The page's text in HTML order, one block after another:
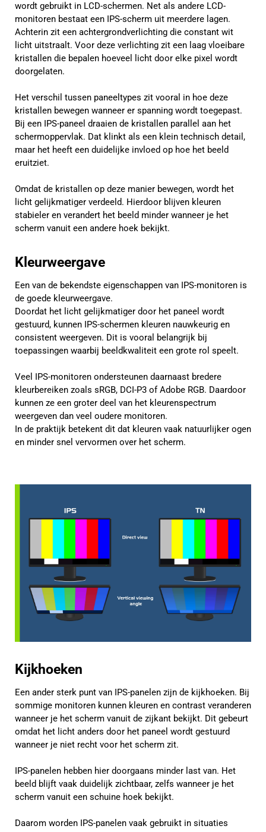
wordt gebruikt in LCD-schermen. Net als andere LCD-
monitoren bestaat een IPS-scherm uit meerdere lagen.
Achterin zit een achtergrondverlichting die constant wit
licht uitstraalt. Voor deze verlichting zit een laag vloeibare
kristallen die bepalen hoeveel licht door elke pixel wordt
doorgelaten.
Het verschil tussen paneeltypes zit vooral in hoe deze
kristallen bewegen wanneer er spanning wordt toegepast.
Bij een IPS-paneel draaien de kristallen parallel aan het
schermoppervlak. Dat klinkt als een klein technisch detail,
maar het heeft een duidelijke invloed op hoe het beeld
eruitziet.
Omdat de kristallen op deze manier bewegen, wordt het
licht gelijkmatiger verdeeld. Hierdoor blijven kleuren
stabieler en verandert het beeld minder wanneer je het
scherm vanuit een andere hoek bekijkt.
Kleurweergave
Een van de bekendste eigenschappen van IPS-monitoren is
de goede kleurweergave.
Doordat het licht gelijkmatiger door het paneel wordt
gestuurd, kunnen IPS-schermen kleuren nauwkeurig en
consistent weergeven. Dit is vooral belangrijk bij
toepassingen waarbij beeldkwaliteit een grote rol speelt.
Veel IPS-monitoren ondersteunen daarnaast bredere
kleurbereiken zoals sRGB, DCI-P3 of Adobe RGB. Daardoor
kunnen ze een groter deel van het kleurenspectrum
weergeven dan veel oudere monitoren.
In de praktijk betekent dit dat kleuren vaak natuurlijker ogen
en minder snel vervormen over het scherm.
Kijkhoeken
Een ander sterk punt van IPS-panelen zijn de kijkhoeken. Bij
sommige monitoren kunnen kleuren en contrast veranderen
wanneer je het scherm vanuit de zijkant bekijkt. Dit gebeurt
omdat het licht anders door het paneel wordt gestuurd
wanneer je niet recht voor het scherm zit.
IPS-panelen hebben hier doorgaans minder last van. Het
beeld blijft vaak duidelijk zichtbaar, zelfs wanneer je het
scherm vanuit een schuine hoek bekijkt.
Daarom worden IPS-panelen vaak gebruikt in situaties